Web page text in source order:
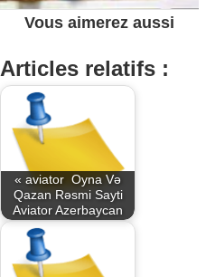
Vous aimerez aussi
Articles relatifs :
« aviator ️ Oyna Və
Qazan Rəsmi Sayti
Aviator Azerbaycan